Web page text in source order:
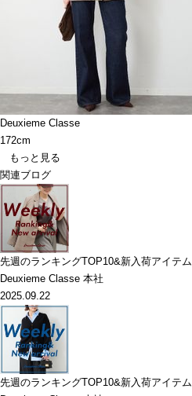
Deuxieme Classe
172cm
もっと見る
関連ブログ
先週のランキングTOP10&新入荷アイテム
Deuxieme Classe 本社
2025.09.22
先週のランキングTOP10&新入荷アイテム